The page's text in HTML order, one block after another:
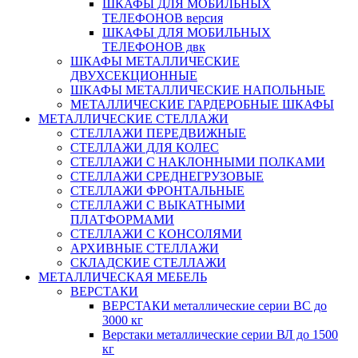
ШКАФЫ ДЛЯ МОБИЛЬНЫХ
ТЕЛЕФОНОВ версия
ШКАФЫ ДЛЯ МОБИЛЬНЫХ
ТЕЛЕФОНОВ двк
ШКАФЫ МЕТАЛЛИЧЕСКИЕ
ДВУХСЕКЦИОННЫЕ
ШКАФЫ МЕТАЛЛИЧЕСКИЕ НАПОЛЬНЫЕ
МЕТАЛЛИЧЕСКИЕ ГАРДЕРОБНЫЕ ШКАФЫ
МЕТАЛЛИЧЕСКИЕ СТЕЛЛАЖИ
СТЕЛЛАЖИ ПЕРЕДВИЖНЫЕ
СТЕЛЛАЖИ ДЛЯ КОЛЕС
СТЕЛЛАЖИ С НАКЛОННЫМИ ПОЛКАМИ
СТЕЛЛАЖИ СРЕДНЕГРУЗОВЫЕ
СТЕЛЛАЖИ ФРОНТАЛЬНЫЕ
СТЕЛЛАЖИ С ВЫКАТНЫМИ
ПЛАТФОРМАМИ
СТЕЛЛАЖИ С КОНСОЛЯМИ
АРХИВНЫЕ СТЕЛЛАЖИ
СКЛАДСКИЕ СТЕЛЛАЖИ
МЕТАЛЛИЧЕСКАЯ МЕБЕЛЬ
ВЕРСТАКИ
ВЕРСТАКИ металлические серии ВС до
3000 кг
Верстаки металлические серии ВЛ до 1500
кг